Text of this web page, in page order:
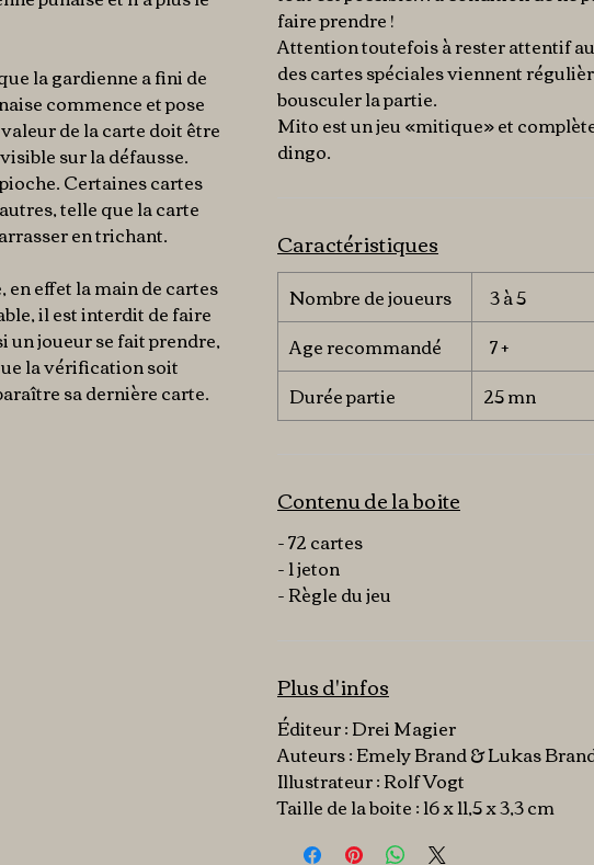
la gardienne a fini de
commence et pose
de la carte doit être
sur la défausse.
Certaines cartes
telle que la carte
en trichant.
effet la main de cartes
il est interdit de faire
un joueur se fait prendre,
la vérification soit
sa dernière carte.
faire prendre !
Attention toutefois à rester attentif
des cartes spéciales viennent
bousculer la partie.
Mito est un jeu «mitique» et
dingo.
Caractéristiques
Nombre de joueurs
3 à 5
Age recommandé
7 +
Durée partie
25 mn
Contenu de la boite
- 72 cartes
- 1 jeton
- Règle du jeu
Plus d'infos
Éditeur : Drei Magier
Auteurs : Emely Brand & Lukas
Illustrateur : Rolf Vogt
Taille de la boite : 16 x 11,5 x 3,3 cm